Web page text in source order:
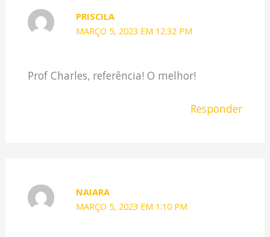
PRISCILA
MARÇO 5, 2023 EM 12:32 PM
Prof Charles, referência! O melhor!
Responder
NAIARA
MARÇO 5, 2023 EM 1:10 PM